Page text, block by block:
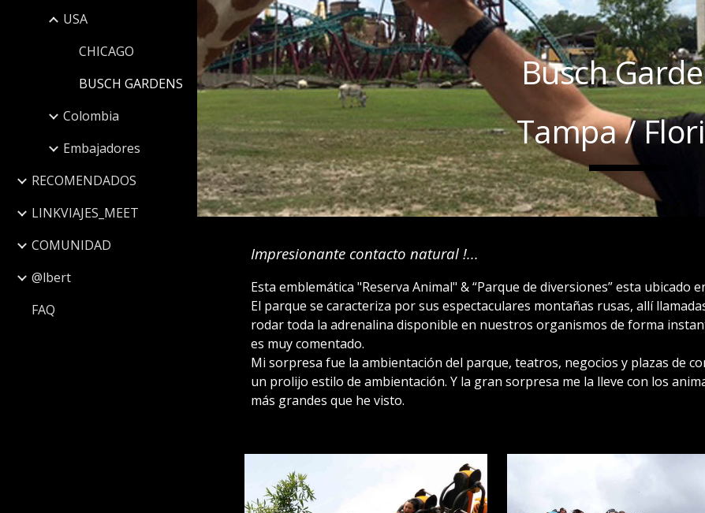
USA
CHICAGO
BUSCH GARDENS
Colombia
Embajadores
RECOMENDADOS
LINKVIAJES_MEET
COMUNIDAD
@lbert
FAQ
Busch
Tampa /
Impresionante contacto natural !...
Esta emblemática "Reserva Animal" & “Parque de diversiones” esta ubicado
El parque se caracteriza por sus espectaculares montañas rusas, allí
rodar toda la adrenalina disponible en nuestros organismos de forma
es muy comentado.
Mi sorpresa fue la ambientación del parque, teatros, negocios y plazas de
un prolijo estilo de ambientación. Y la gran sorpresa me la lleve con los
más grandes que he visto.